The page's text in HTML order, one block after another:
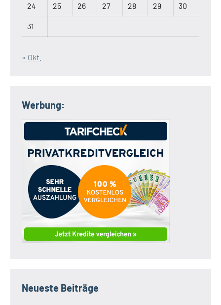
24 25 26 27 28 29 30
31
« Okt.
Werbung:
Neueste Beiträge